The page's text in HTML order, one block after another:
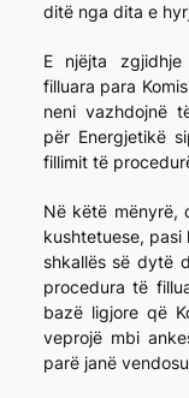
ditë nga dita e
E njëjta
filluara para
neni vazhdojnë
për Energjetikë
fillimit të
Në këtë mënyrë,
kushtetuese,
shkallës së dytë
procedura të
bazë ligjore që
veprojë mbi
parë janë